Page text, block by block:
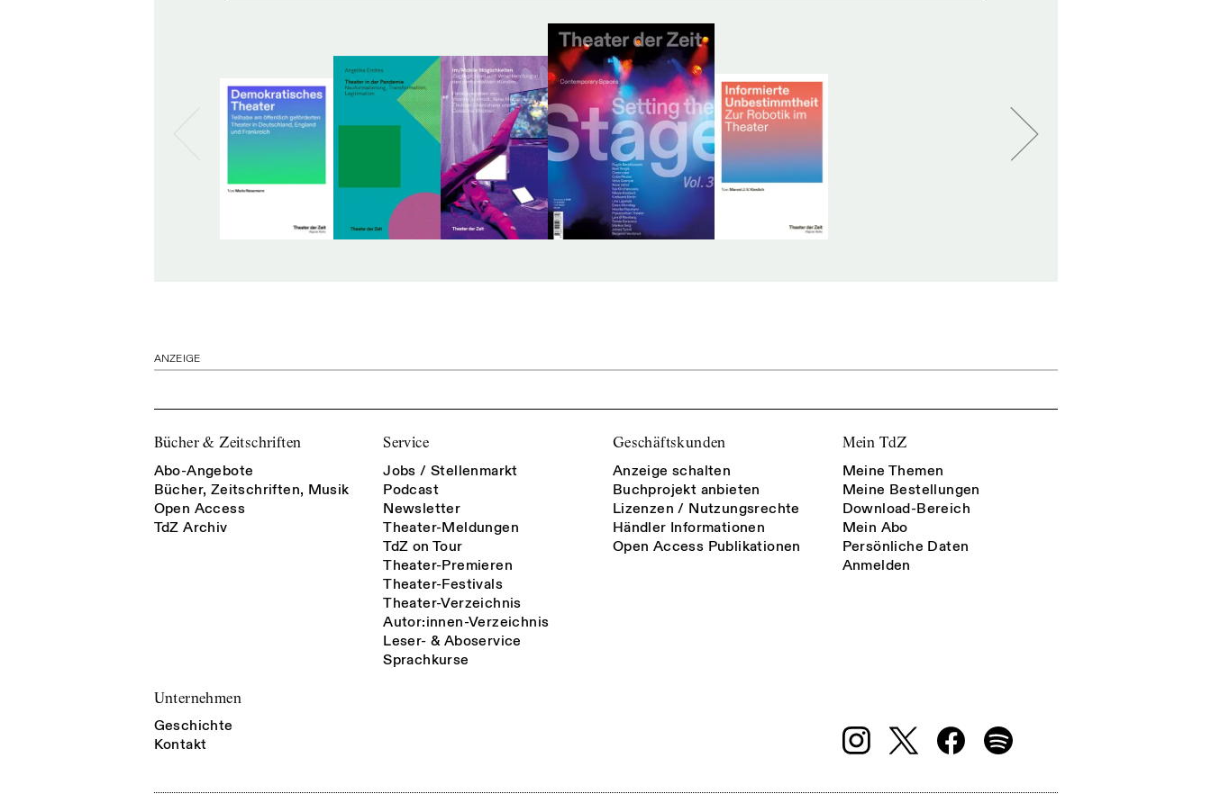
ANZEIGE
Bücher & Zeitschriften
Abo-Angebote
Bücher, Zeitschriften, Musik
Open Access
TdZ Archiv
Service
Jobs / Stellenmarkt
Podcast
Newsletter
Theater-Meldungen
TdZ on Tour
Theater-Premieren
Theater-Festivals
Theater-Verzeichnis
Autor:innen-Verzeichnis
Leser- & Aboservice
Sprachkurse
Geschäftskunden
Anzeige schalten
Buchprojekt anbieten
Lizenzen / Nutzungsrechte
Händler Informationen
Open Access Publikationen
Mein TdZ
Meine Themen
Meine Bestellungen
Download-Bereich
Mein Abo
Persönliche Daten
Anmelden
Unternehmen
Geschichte
Kontakt